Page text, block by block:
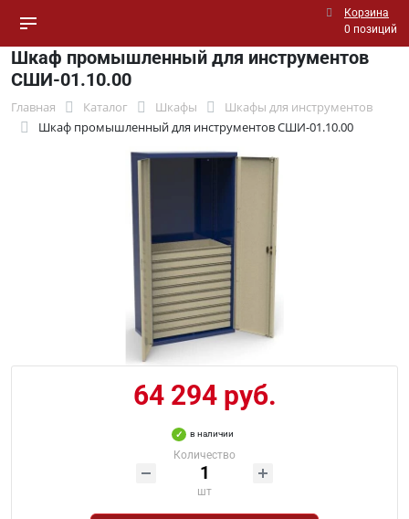
Корзина
0 позиций
Шкаф промышленный для инструментов
СШИ-01.10.00
Главная Каталог Шкафы
Шкафы для инструментов
Шкаф промышленный для инструментов СШИ-01.10.00
64 294 руб.
в наличии
Количество
шт